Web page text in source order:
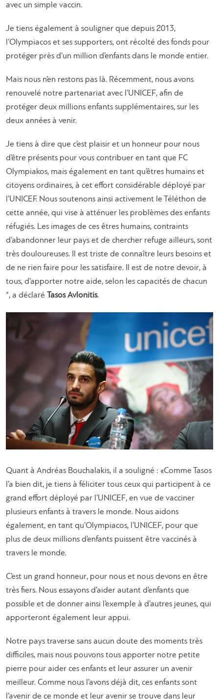
avec un simple vaccin.
Je tiens également à souligner que depuis 2013,
l’Olympiacos et ses supporters, ont récolté des fonds pour
protéger près d’un million d’enfants dans le monde entier.
Mais nous n’en restons pas là. Récemment, nous avons
renouvelé notre partenariat avec l’UNICEF, afin de
protéger deux millions enfants supplémentaires, sur les
deux années à venir.
Je tiens à dire que c’est plaisir et un honneur pour nous
d’être présents pour vous contribuer en tant que FC
Olympiakos, mais également en tant qu’êtres humains et
citoyens ordinaires, à cet effort considérable déployé par
l’UNICEF. Nous soutenons ainsi activement le Téléthon de
cette année, qui vise à atténuer les problèmes des enfants
réfugiés. Les images de ces êtres humains, contraints
d’abandonner leur pays et de chercher refuge ailleurs, sont
très douloureuses. Il est triste de connaître leurs besoins et
de ne rien faire pour les satisfaire. Il est de notre devoir, à
tous, d’apporter notre aide, selon les capacités de chacun
“, a déclaré
Tasos Avlonitis.
Quant à Andréas Bouchalakis, il a souligné : «Comme Tasos
l’a bien dit, je tiens à féliciter tous ceux qui participent à ce
grand effort déployé par l’UNICEF, en vue de vacciner
plusieurs enfants à travers le monde. Nous aidons
également, en tant qu’Olympiacos, l’UNICEF, pour que
plus de deux millions d’enfants puissent être vaccinés à
travers le monde.
C’est un grand honneur, pour nous et nous devons en être
très fiers. Nous essayons d’aider autant d’enfants que
possible et de donner ainsi l’exemple à d’autres jeunes, qui
apporteront également leur appui.
Notre pays traverse sans aucun doute des moments très
difficiles, mais nous pouvons tous apporter notre petite
pierre pour aider ces enfants et leur assurer un avenir
meilleur. Comme nous l’avons déjà dit, ces enfants sont
l’avenir de ce monde et leur avenir se trouve dans leur